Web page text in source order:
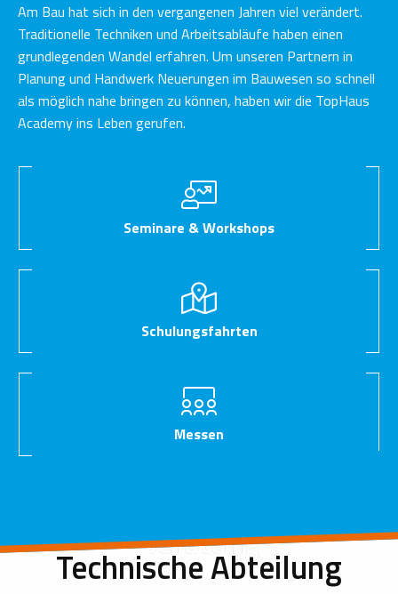
Am Bau hat sich in den vergangenen Jahren viel verändert.
Traditionelle Techniken und Arbeitsabläufe haben einen
grundlegenden Wandel erfahren. Um unseren Partnern in
Planung und Handwerk Neuerungen im Bauwesen so schnell
als möglich nahe bringen zu können, haben wir die TopHaus
Academy ins Leben gerufen.
Seminare & Workshops
Schulungsfahrten
Messen
Beratung
Technische Abteilung